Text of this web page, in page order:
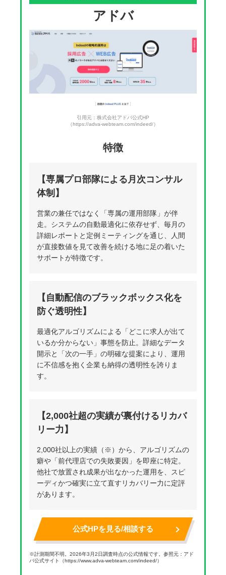
アドバ
引用元：株式会社アドバ公式HP
（https://adva-webteam.com/indeed/）
特徴
【専属プロ部隊による月次コンサル
体制】
営業の兼任ではなく「専属の運用部隊」が伴
走。システムの自動最適化に依存せず、毎月の
詳細レポートと定例ミーティングを通じ、人間
が直接数値を見て改善を続ける地に足の着いた
サポートが特徴です。
【自動配信のブラックボックス化を
防ぐ透明性】
最適化アルゴリズムによる「どこに求人が出て
いるか分からない」事態を防止。詳細なデータ
開示と「次の一手」の明確な提案により、運用
に不信感を抱く企業も納得の透明性を誇りま
す。
【2,000社超の実績が裏付けるリカバ
リー力】
2,000社以上の実績（※）から、アルゴリズムの
癖や「前代理店での失敗要因」を即座に特定。
他社で放置され成果が出なかった運用を、スピ
ーディかつ確実に立て直すリカバリー力に定評
があります。
公式HPを見る/相談する
※計測期間不明。2026年3月2日調査時点の公式情報です。参照元：アド
バ公式サイト（https://www.adva-webteam.com/indeed/）